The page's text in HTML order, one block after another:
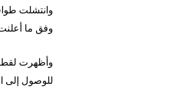
وفق ما أعلنت
وأظهرت
للوصول إلى